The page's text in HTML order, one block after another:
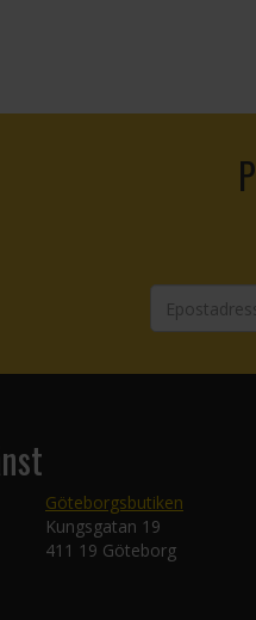
Göteborgsbutiken
Kungsgatan 19
411 19 Göteborg